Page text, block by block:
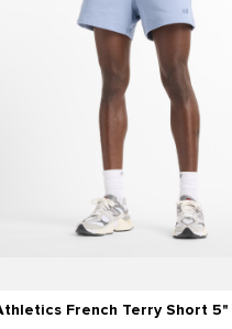
French Terry Short 5"